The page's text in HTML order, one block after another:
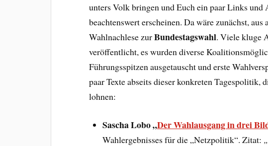
unters Volk bringen und Euch ein paar Links
beachtenswert erscheinen. Da wäre zunächst,
Wahlnachlese zurBundestagswahl. Viele kluge
veröffentlicht, es wurden diverse
Führungsspitzen ausgetauscht und erste
paar Texte abseits dieser konkreten Tagespolitik,
lohnen:
Sascha Lobo „Der Wahlausgang in drei
Wahlergebnisses für die „Netzpolitik“. Zitat: